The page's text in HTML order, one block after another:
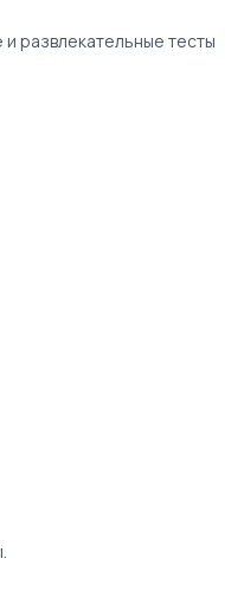
развлекательные тесты